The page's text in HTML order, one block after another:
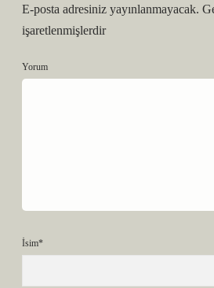
E-posta adresiniz yayınlanmayacak.
işaretlenmişlerdir
Yorum
İsim*